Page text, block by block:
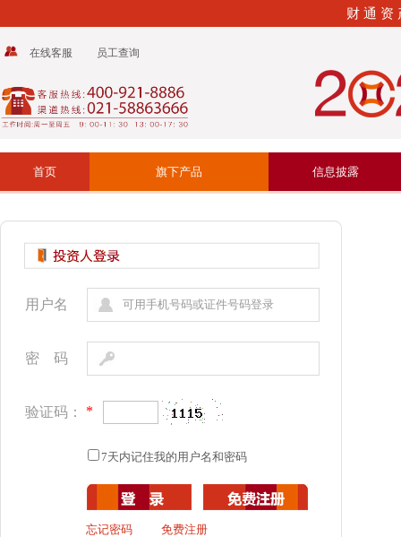
财 通 资
在线客服 员工查询
首页 旗下产品 信息披露
用户名
密 码
验证码： *
7天内记住我的用户名和密码
忘记密码 免费注册